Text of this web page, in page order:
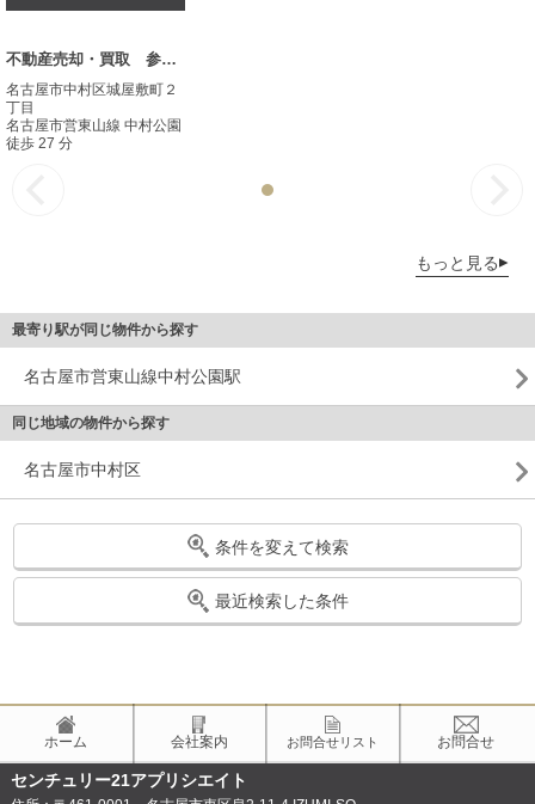
不動産売却・買取 参考事例
名古屋市中村区城屋敷町２
丁目
名古屋市営東山線 中村公園
徒歩 27 分
もっと見る
最寄り駅が同じ物件から探す
名古屋市営東山線中村公園駅
同じ地域の物件から探す
名古屋市中村区
条件を変えて検索
最近検索した条件
ホーム 会社案内 お問合せリスト お問合せ
センチュリー21アプリシエイト